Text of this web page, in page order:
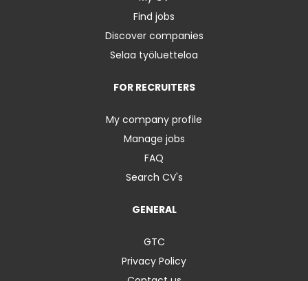
Find jobs
Discover companies
Selaa työluetteloa
FOR RECRUITERS
My company profile
Manage jobs
FAQ
Search CV's
GENERAL
GTC
Privacy Policy